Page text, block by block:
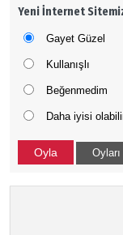
Dava adamı olmak
SİZİN ÇOÇUKLAR BU
BAŞARAMADI
Ali Tığ
Yeni İnternet
Gayet Güzel
Kullanışlı
Beğenmedim
Daha iyisi
Oyla